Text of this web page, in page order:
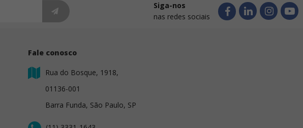
Siga-nos
nas redes sociais
Fale conosco
Rua do Bosque, 1918,
01136-001
Barra Funda, São Paulo, SP